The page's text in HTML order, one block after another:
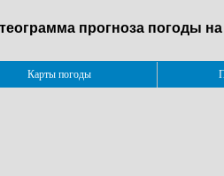
прогноза погоды на
Карты погоды